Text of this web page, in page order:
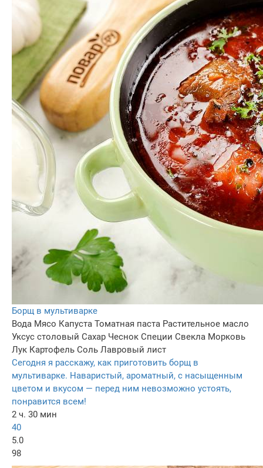
Борщ в мультиварке
Вода Мясо Капуста Томатная паста Растительное масло
Уксус столовый Сахар Чеснок Специи Свекла Морковь
Лук Картофель Соль Лавровый лист
Сегодня я расскажу, как приготовить борщ в
мультиварке. Наваристый, ароматный, с насыщенным
цветом и вкусом — перед ним невозможно устоять,
понравится всем!
2 ч. 30 мин
40
5.0
98